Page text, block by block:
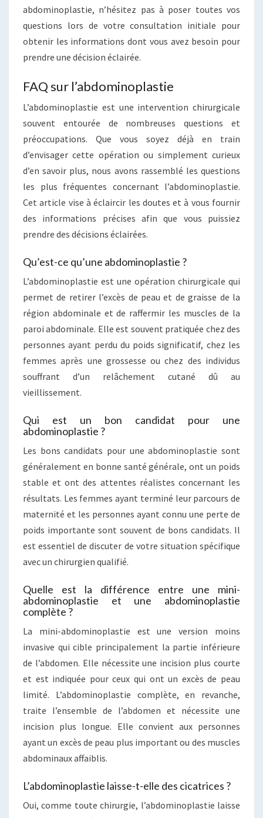
abdominoplastie, n’hésitez pas à poser toutes vos
questions lors de votre consultation initiale pour
obtenir les informations dont vous avez besoin pour
prendre une décision éclairée.
FAQ sur l’abdominoplastie
L’abdominoplastie est une intervention chirurgicale
souvent entourée de nombreuses questions et
préoccupations. Que vous soyez déjà en train
d’envisager cette opération ou simplement curieux
d’en savoir plus, nous avons rassemblé les questions
les plus fréquentes concernant l’abdominoplastie.
Cet article vise à éclaircir les doutes et à vous fournir
des informations précises afin que vous puissiez
prendre des décisions éclairées.
Qu’est-ce qu’une abdominoplastie ?
L’abdominoplastie est une opération chirurgicale qui
permet de retirer l’excès de peau et de graisse de la
région abdominale et de raffermir les muscles de la
paroi abdominale. Elle est souvent pratiquée chez des
personnes ayant perdu du poids significatif, chez les
femmes après une grossesse ou chez des individus
souffrant d’un relâchement cutané dû au
vieillissement.
Qui est un bon candidat pour une
abdominoplastie ?
Les bons candidats pour une abdominoplastie sont
généralement en bonne santé générale, ont un poids
stable et ont des attentes réalistes concernant les
résultats. Les femmes ayant terminé leur parcours de
maternité et les personnes ayant connu une perte de
poids importante sont souvent de bons candidats. Il
est essentiel de discuter de votre situation spécifique
avec un chirurgien qualifié.
Quelle est la différence entre une mini-
abdominoplastie et une abdominoplastie
complète ?
La mini-abdominoplastie est une version moins
invasive qui cible principalement la partie inférieure
de l’abdomen. Elle nécessite une incision plus courte
et est indiquée pour ceux qui ont un excès de peau
limité. L’abdominoplastie complète, en revanche,
traite l’ensemble de l’abdomen et nécessite une
incision plus longue. Elle convient aux personnes
ayant un excès de peau plus important ou des muscles
abdominaux affaiblis.
L’abdominoplastie laisse-t-elle des cicatrices ?
Oui, comme toute chirurgie, l’abdominoplastie laisse